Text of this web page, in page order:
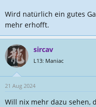
Wird natürlich ein gutes
mehr erhofft.
sircav
L13: Maniac
21 Aug 2024
Will nix mehr dazu sehen,